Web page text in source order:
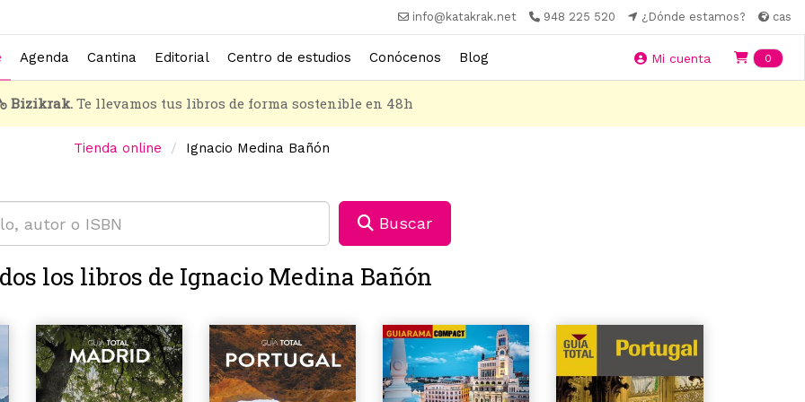
info@katakrak.net 948 225 520 ¿Dónde estamos? cas
Agenda Cantina Editorial Centro de estudios Conócenos Blog Mi cuenta 0
Bizikrak.Te llevamos tus libros de forma sostenible en 48h
Tienda online Ignacio Medina Bañón
Buscar
los libros de Ignacio Medina Bañón